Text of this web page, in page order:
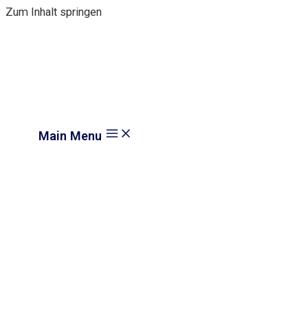
Zum Inhalt springen
Main Menu